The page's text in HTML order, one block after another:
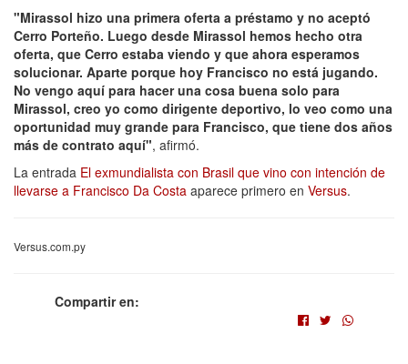
"Mirassol hizo una primera oferta a préstamo y no aceptó
Cerro Porteño. Luego desde Mirassol hemos hecho otra
oferta, que Cerro estaba viendo y que ahora esperamos
solucionar. Aparte porque hoy Francisco no está jugando.
No vengo aquí para hacer una cosa buena solo para
Mirassol, creo yo como dirigente deportivo, lo veo como una
oportunidad muy grande para Francisco, que tiene dos años
más de contrato aquí", afirmó.
La entrada El exmundialista con Brasil que vino con intención de
llevarse a Francisco Da Costa aparece primero en Versus.
Versus.com.py
Compartir en: